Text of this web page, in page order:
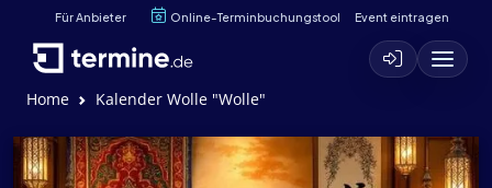
Für Anbieter Online-Terminbuchungstool Event eintragen
Home Kalender Wolle "Wolle"